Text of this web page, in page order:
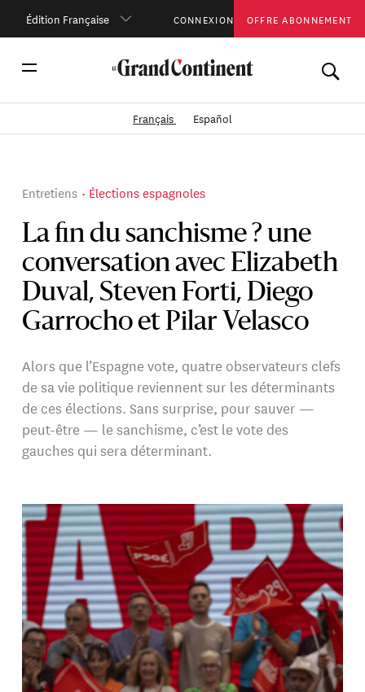
Édition Française CONNEXION OFFRE ABONNEMENT
Français Español
La fin du sanchisme ? une
conversation avec Elizabeth
Duval, Steven Forti, Diego
Garrocho et Pilar Velasco
Entretiens Élections espagnoles
Alors que l’Espagne vote, quatre observateurs clefs
de sa vie politique reviennent sur les déterminants
de ces élections. Sans surprise, pour sauver —
peut-être — le sanchisme, c’est le vote des
gauches qui sera déterminant.